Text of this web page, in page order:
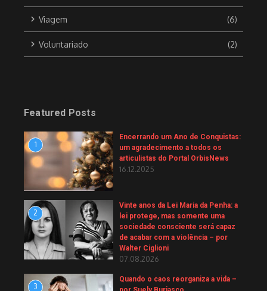
Viagem (6)
Voluntariado (2)
Featured Posts
1
Encerrando um Ano de Conquistas:
um agradecimento a todos os
articulistas do Portal OrbisNews
16.12.2025
2
Vinte anos da Lei Maria da Penha: a
lei protege, mas somente uma
sociedade consciente será capaz
de acabar com a violência – por
Walter Ciglioni
07.08.2026
3
Quando o caos reorganiza a vida –